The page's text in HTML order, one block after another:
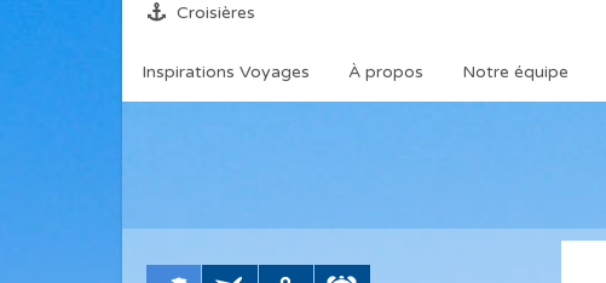
Croisières
Inspirations Voyages À propos Notre équipe